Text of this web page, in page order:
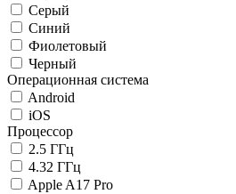
Серый
Синий
Фиолетовый
Черный
Операционная система
Android
iOS
Процессор
2.5 ГГц
4.32 ГГц
Apple A17 Pro